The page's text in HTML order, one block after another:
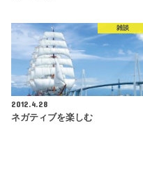
雑談
2012.4.28
ネガティブを楽しむ